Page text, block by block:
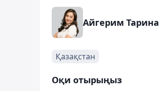
Айгерим Тарина
Қазақстан
Оқи отырыңыз